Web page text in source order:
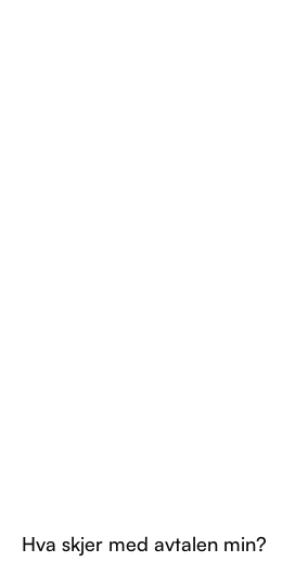
Hva skjer med avtalen min?